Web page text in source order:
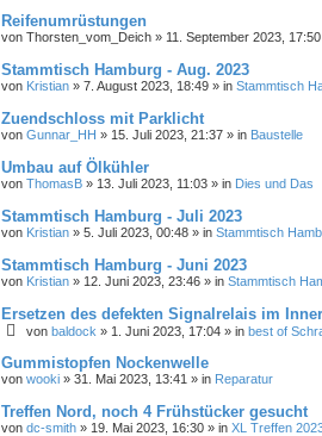
Reifenumrüstungen
von Thorsten_vom_Deich » 11. September 2023, 17:50
Stammtisch Hamburg - Aug. 2023
von Kristian » 7. August 2023, 18:49 » in Stammtisch
Zuendschloss mit Parklicht
von Gunnar_HH » 15. Juli 2023, 21:37 » in Baustelle
Umbau auf Ölkühler
von ThomasB » 13. Juli 2023, 11:03 » in Dies und Das
Stammtisch Hamburg - Juli 2023
von Kristian » 5. Juli 2023, 00:48 » in Stammtisch
Stammtisch Hamburg - Juni 2023
von Kristian » 12. Juni 2023, 23:46 » in Stammtisch
Ersetzen des defekten Signalrelais im
von baldock » 1. Juni 2023, 17:04 » in best of
Gummistopfen Nockenwelle
von wooki » 31. Mai 2023, 13:41 » in Reparatur
Treffen Nord, noch 4 Frühstücker gesucht
von dc-smith » 19. Mai 2023, 16:30 » in XL Treffen